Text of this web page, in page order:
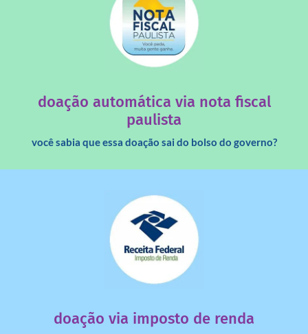
doação automática via nota fiscal
paulista
você sabia que essa doação sai do bolso do governo?
saiba mais
doação via imposto de renda
dinheiro deixa de ir para o governo?
saiba mais